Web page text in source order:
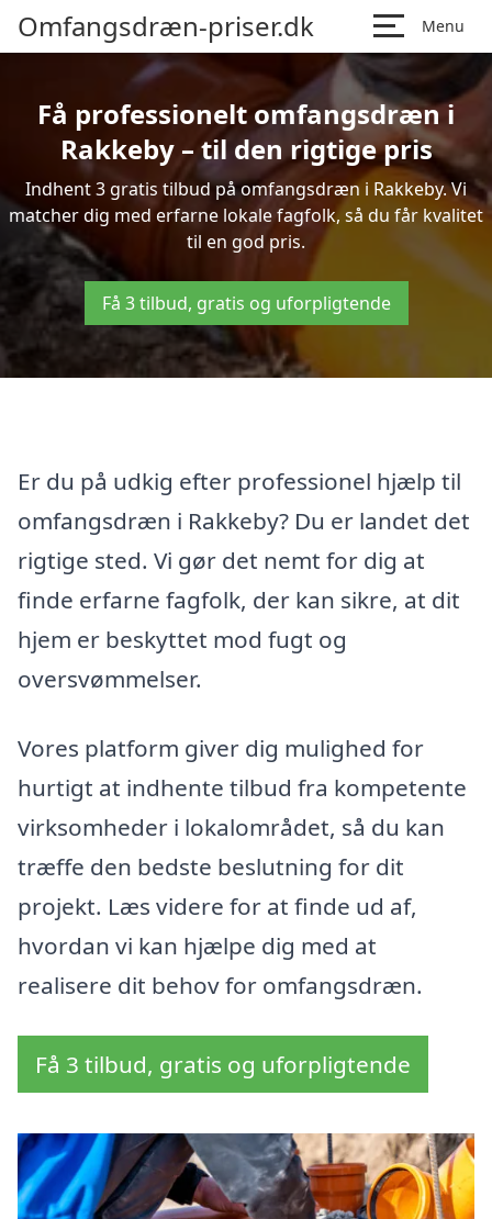
Omfangsdræn-priser.dk Menu
Få professionelt omfangsdræn i
Rakkeby – til den rigtige pris
Indhent 3 gratis tilbud på omfangsdræn i Rakkeby. Vi
matcher dig med erfarne lokale fagfolk, så du får kvalitet
til en god pris.
Få 3 tilbud, gratis og uforpligtende
Er du på udkig efter professionel hjælp til
omfangsdræn i Rakkeby? Du er landet det
rigtige sted. Vi gør det nemt for dig at
finde erfarne fagfolk, der kan sikre, at dit
hjem er beskyttet mod fugt og
oversvømmelser.
Vores platform giver dig mulighed for
hurtigt at indhente tilbud fra kompetente
virksomheder i lokalområdet, så du kan
træffe den bedste beslutning for dit
projekt. Læs videre for at finde ud af,
hvordan vi kan hjælpe dig med at
realisere dit behov for omfangsdræn.
Få 3 tilbud, gratis og uforpligtende